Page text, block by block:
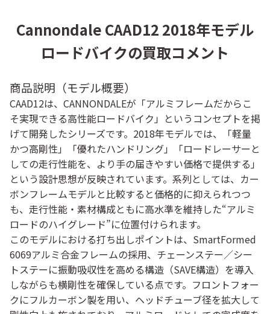
Cannondale CAAD12 2018年モデル
ロードバイクの買取コメント
商品説明（モデル概要）
CAAD12は、CANNONDALEが「アルミフレームだからこ
そ実現できる高性能ロードバイク」というコンセプトを掲
げて開発したシリーズです。2018年モデルでは、「軽量
かつ高剛性」「優れたハンドリング」「ロードレーサーと
しての走行性能を、より手の届きやすい価格で提供する」
という設計思想が反映されています。系列としては、カー
ボンフレームモデルと比較すると価格的に抑えられつつ
も、走行性能・素材構成ともに高水準を維持した“アルミ
ロードのハイグレード”に位置付けられます。
このモデルにおける打ち出しポイントは、SmartFormed
6069アルミ合金フレームの採用、チェーンステー／シー
トステーに振動吸収性を高める構造（SAVE構造）を導入
しながらも横剛性を確保している点です。フロントフォー
クにフルカーボン製を用い、ヘッドチューブ径を拡大して